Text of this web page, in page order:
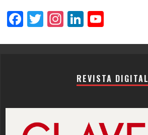
Facebook
Twitter
Instagram
LinkedIn
REVISTA DIGITAL